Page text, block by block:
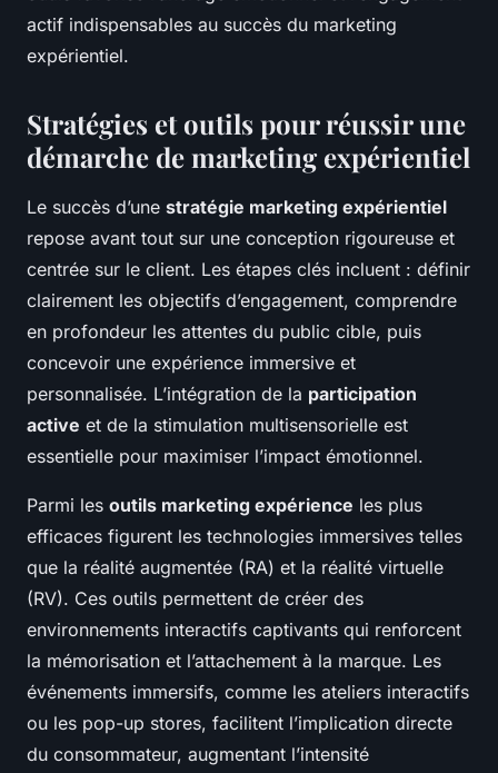
actif indispensables au succès du marketing
expérientiel.
Stratégies et outils pour réussir une
démarche de marketing expérientiel
Le succès d’une stratégie marketing expérientiel
repose avant tout sur une conception rigoureuse et
centrée sur le client. Les étapes clés incluent : définir
clairement les objectifs d’engagement, comprendre
en profondeur les attentes du public cible, puis
concevoir une expérience immersive et
personnalisée. L’intégration de la participation
active et de la stimulation multisensorielle est
essentielle pour maximiser l’impact émotionnel.
Parmi les outils marketing expérience les plus
efficaces figurent les technologies immersives telles
que la réalité augmentée (RA) et la réalité virtuelle
(RV). Ces outils permettent de créer des
environnements interactifs captivants qui renforcent
la mémorisation et l’attachement à la marque. Les
événements immersifs, comme les ateliers interactifs
ou les pop-up stores, facilitent l’implication directe
du consommateur, augmentant l’intensité